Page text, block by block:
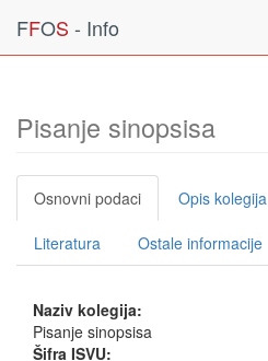
FFOS - Info
Pisanje sinopsisa
Osnovni podaci Opis kolegija
Literatura Ostale informacije
Naziv kolegija:
Pisanje sinopsisa
Šifra ISVU: